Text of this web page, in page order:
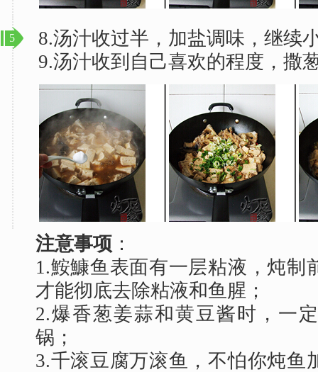
5
8.汤汁收过半，加盐调味，继续
9.汤汁收到自己喜欢的程度，撒
注意事项 ：
1.鮟鱇鱼表面有一层粘液，炖制
才能彻底去除粘液和鱼腥；
2.爆香葱姜蒜和黄豆酱时，一
锅；
3.千滚豆腐万滚鱼，不怕你炖鱼